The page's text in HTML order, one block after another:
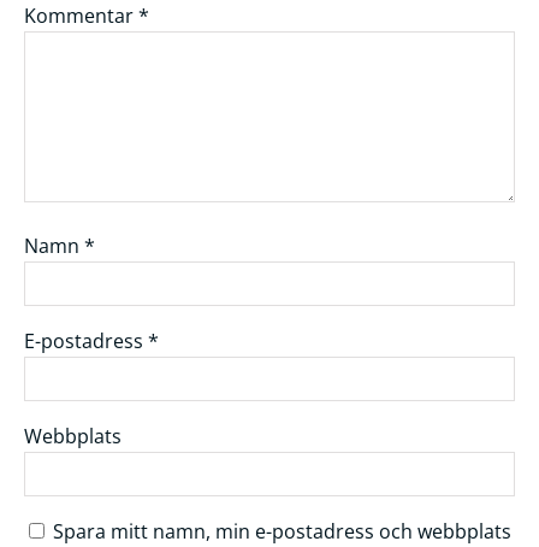
Kommentar*
Namn *
E-postadress *
Webbplats
Spara mitt namn, min e-postadress och webbplats